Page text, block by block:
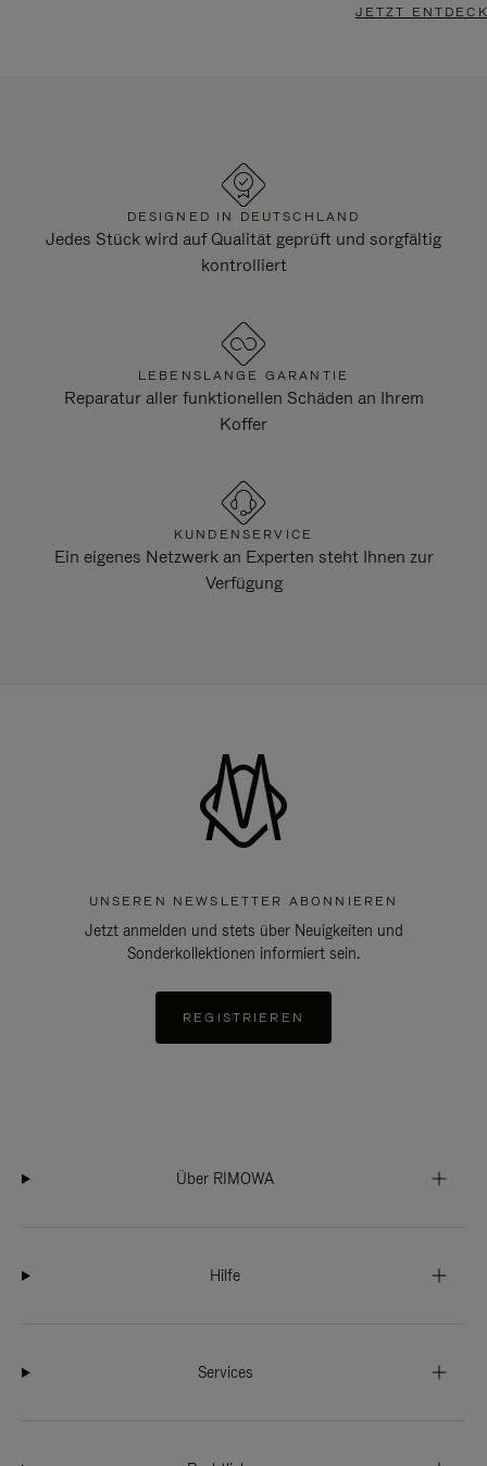
JETZT
DESIGNED IN DEUTSCHLAND
Jedes Stück wird auf Qualität geprüft und sorgfältig
kontrolliert
LEBENSLANGE GARANTIE
Reparatur aller funktionellen Schäden an Ihrem
Koffer
KUNDENSERVICE
Ein eigenes Netzwerk an Experten steht Ihnen zur
Verfügung
UNSEREN NEWSLETTER ABONNIEREN
Jetzt anmelden und stets über Neuigkeiten und
Sonderkollektionen informiert sein.
REGISTRIEREN
Über RIMOWA
Hilfe
Services